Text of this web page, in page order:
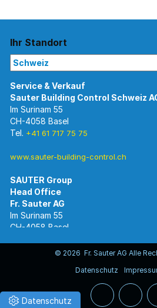
Ihr Standort
Service & Verkauf
Im Surinam 55
CH-4058 Basel
Tel. +41 61 717 75 75
www.sauter-building-control.ch
SAUTER Group
Head Office
Im Surinam 55
CH-4058 Basel
www.sauter-controls.com
© 2026 Fr. Sauter AG Alle
Datenschutz